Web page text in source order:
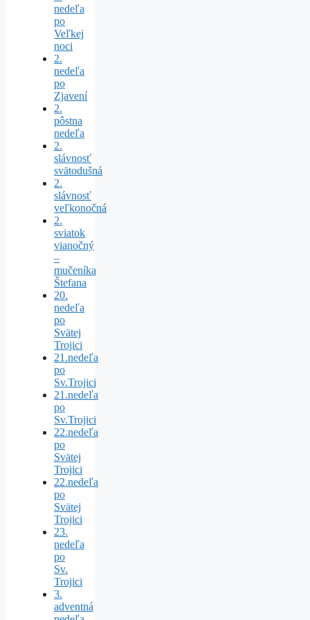
nedeľa
po
Veľkej
noci
2.
nedeľa
po
Zjavení
2.
pôstna
nedeľa
2.
slávnosť
svätodušná
2.
slávnosť
veľkonočná
2.
sviatok
vianočný
–
mučeníka
Štefana
20.
nedeľa
po
Svätej
Trojici
21.nedeľa
po
Sv.Trojici
21.nedeľa
po
Sv.Trojici
22.nedeľa
po
Svätej
Trojici
22.nedeľa
po
Svätej
Trojici
23.
nedeľa
po
Sv.
Trojici
3.
adventná